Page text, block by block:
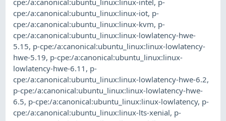
cpe:/a:canonical:ubuntu_linux:linux-iot, p-
cpe:/a:canonical:ubuntu_linux:linux-kvm, p-
cpe:/a:canonical:ubuntu_linux:linux-lowlatency-hwe-
5.15, p-cpe:/a:canonical:ubuntu_linux:linux-lowlatency-
hwe-5.19, p-cpe:/a:canonical:ubuntu_linux:linux-
lowlatency-hwe-6.11 , p-
cpe:/a:canonical:ubuntu_linux:linux-lowlatency-hwe-6.2,
p-cpe:/a:canonical:ubuntu_linux:linux-lowlatency-hwe-
6.5, p-cpe:/a:canonical:ubuntu_linux:linux-lowlatency, p-
cpe:/a:canonical:ubuntu_linux:linux-lts-xenial, p-